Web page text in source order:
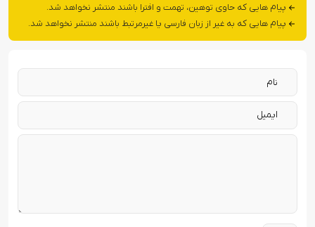
پیام هایی که حاوی توهین، تهمت و افترا باشند منتشر نخواهد شد.
پیام هایی که به غیر از زبان فارسی یا غیرمرتبط باشند منتشر نخواهد شد.